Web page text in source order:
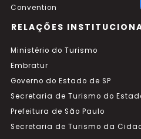
Convention
RELAÇÕES
Ministério do Turismo
Embratur
Governo do Estado de SP
Secretaria de Turismo do
Prefeitura de São Paulo
Secretaria de Turismo da